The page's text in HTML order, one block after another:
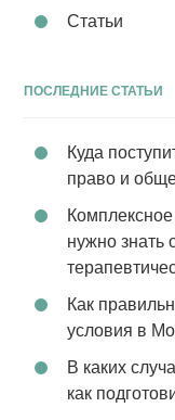
Статьи
ПОСЛЕДНИЕ СТАТЬИ
Куда
право и
нужно знать
Как
условия в
В каких
как